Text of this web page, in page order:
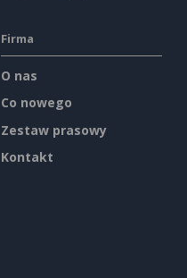
Firma
O nas
Co nowego
Zestaw prasowy
Kontakt